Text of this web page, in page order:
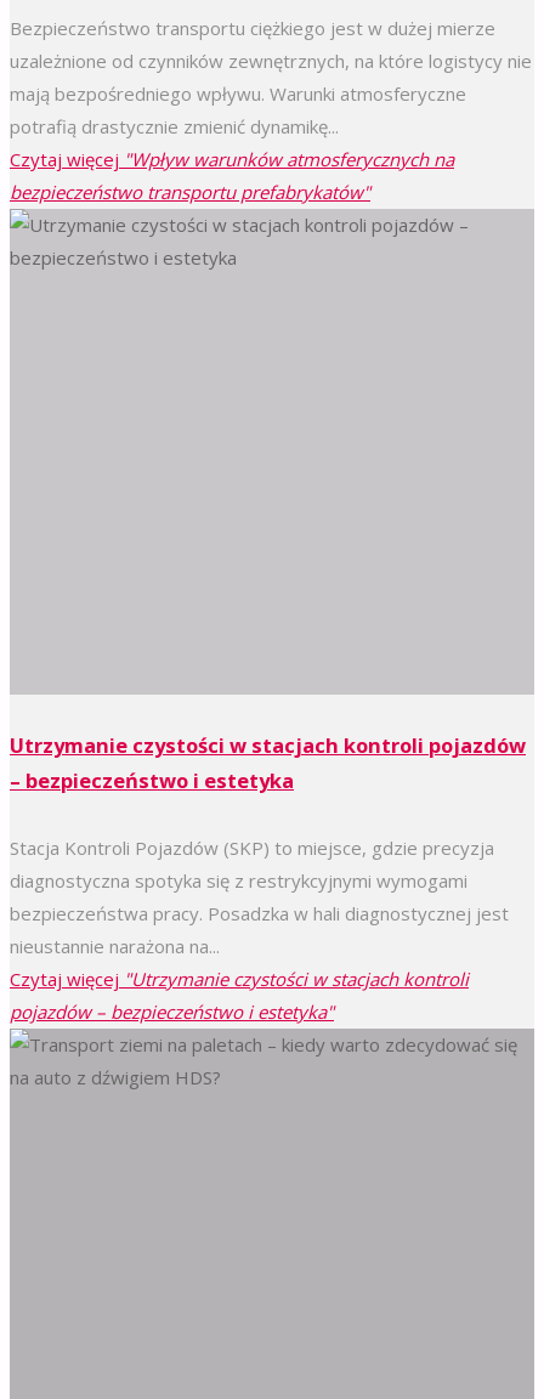
Bezpieczeństwo transportu ciężkiego jest w dużej mierze
uzależnione od czynników zewnętrznych, na które logistycy nie
mają bezpośredniego wpływu. Warunki atmosferyczne
potrafią drastycznie zmienić dynamikę...
Czytaj więcej "Wpływ warunków atmosferycznych na
bezpieczeństwo transportu prefabrykatów"
Utrzymanie czystości w stacjach kontroli pojazdów
– bezpieczeństwo i estetyka
Stacja Kontroli Pojazdów (SKP) to miejsce, gdzie precyzja
diagnostyczna spotyka się z restrykcyjnymi wymogami
bezpieczeństwa pracy. Posadzka w hali diagnostycznej jest
nieustannie narażona na...
Czytaj więcej "Utrzymanie czystości w stacjach kontroli
pojazdów – bezpieczeństwo i estetyka"